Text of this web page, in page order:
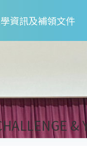
資訊及補領文件
&